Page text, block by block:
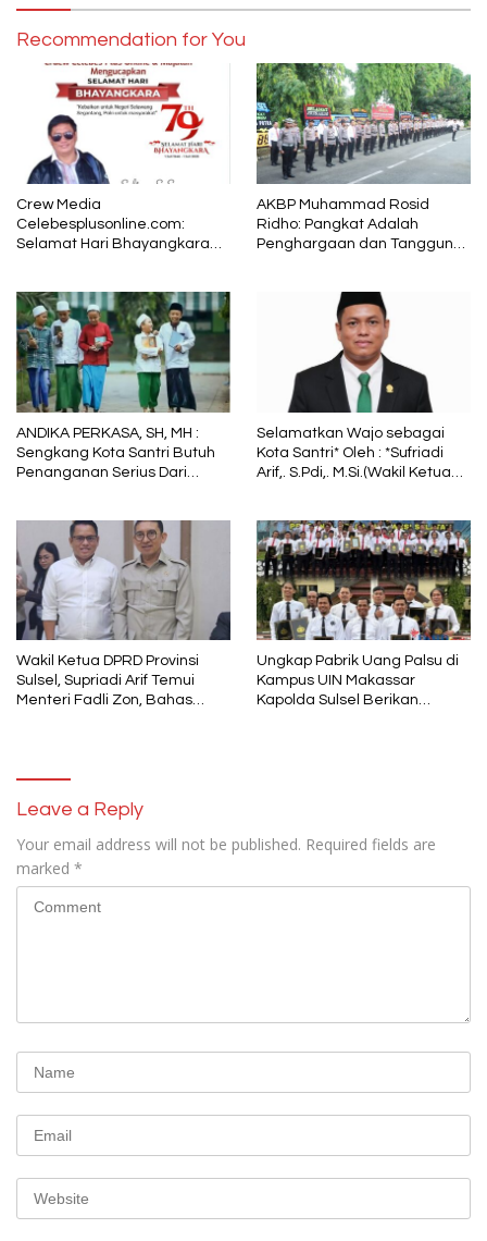
Recommendation for You
Crew Media
Celebesplusonline.com:
Selamat Hari Bhayangkara
dalam Sunyi dan Terang
AKBP Muhammad Rosid
Ridho: Pangkat Adalah
Penghargaan dan Tanggung
ANDIKA PERKASA, SH, MH :
Sengkang Kota Santri Butuh
Penanganan Serius Dari
Selamatkan Wajo sebagai
Kota Santri* Oleh : *Sufriadi
Arif,. S.Pdi,. M.Si.(Wakil Ketua
Wakil Ketua DPRD Provinsi
Sulsel, Supriadi Arif Temui
Menteri Fadli Zon, Bahas
Ungkap Pabrik Uang Palsu di
Kampus UIN Makassar
Kapolda Sulsel Berikan
Leave a Reply
Your email address will not be published. Required fields are
marked *